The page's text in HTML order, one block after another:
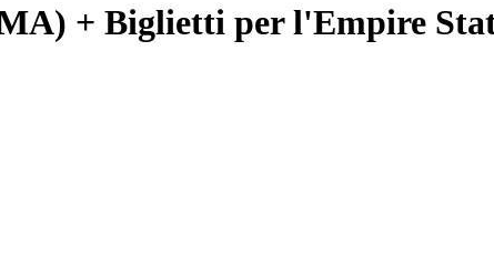
+ Biglietti per l'Empire